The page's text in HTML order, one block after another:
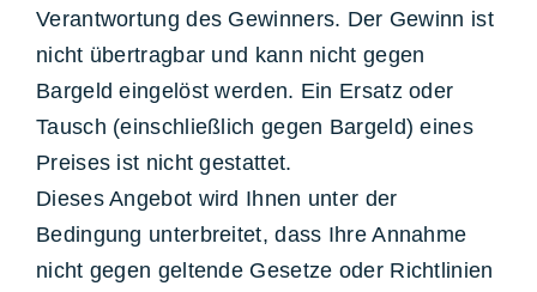
Verantwortung des Gewinners. Der Gewinn ist
nicht übertragbar und kann nicht gegen
Bargeld eingelöst werden. Ein Ersatz oder
Tausch (einschließlich gegen Bargeld) eines
Preises ist nicht gestattet.
Dieses Angebot wird Ihnen unter der
Bedingung unterbreitet, dass Ihre Annahme
nicht gegen geltende Gesetze oder Richtlinien